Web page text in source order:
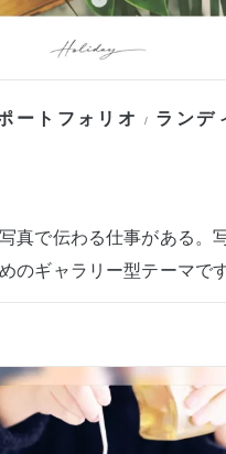
ートフォリオ / ランデ
真で伝わる仕事がある。
のギャラリー型テーマで